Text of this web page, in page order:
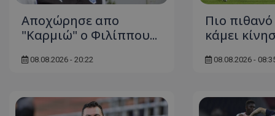
Aποχώρησε απο
"Καρμιώ" ο Φιλίππου...
08.08.2026 - 20:22
Πιο
κάμει
08.08.2026 -